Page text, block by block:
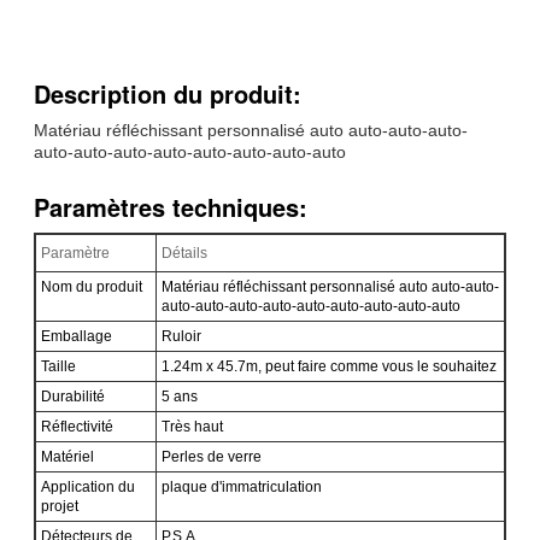
Description du produit:
Matériau réfléchissant personnalisé auto auto-auto-auto-
auto-auto-auto-auto-auto-auto-auto-auto
Paramètres techniques:
Paramètre
Détails
Nom du produit
Matériau réfléchissant personnalisé auto auto-auto-
auto-auto-auto-auto-auto-auto-auto-auto-auto
Emballage
Ruloir
Taille
1.24m x 45.7m, peut faire comme vous le souhaitez
Durabilité
5 ans
Réflectivité
Très haut
Matériel
Perles de verre
Application du
projet
plaque d'immatriculation
Détecteurs de
P.S.A.